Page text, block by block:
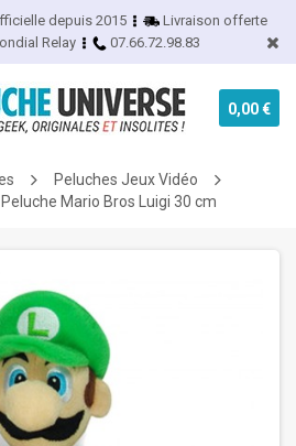
depuis 2015
Livraison offerte
Relay
07.66.72.98.83
0,00 €
Peluches Jeux Vidéo
Peluche Mario Bros Luigi 30 cm